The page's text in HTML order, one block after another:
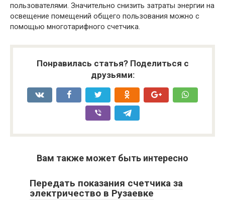
пользователями. Значительно снизить затраты энергии на
освещение помещений общего пользования можно с
помощью многотарифного счетчика.
Понравилась статья? Поделиться с
друзьями:
Вам также может быть интересно
Передать показания счетчика за
электричество в Рузаевке